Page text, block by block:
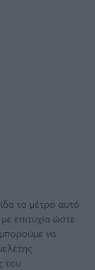
το μέτρο αυτό
επιτυχία ώστε
να
του